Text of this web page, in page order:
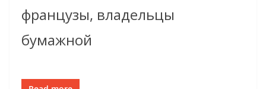
французы, владельцы
бумажной